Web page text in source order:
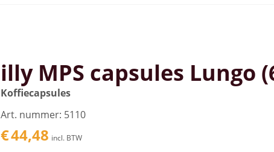
illy MPS capsules Lungo
Koffiecapsules
Art. nummer: 5110
€44,48 incl. BTW